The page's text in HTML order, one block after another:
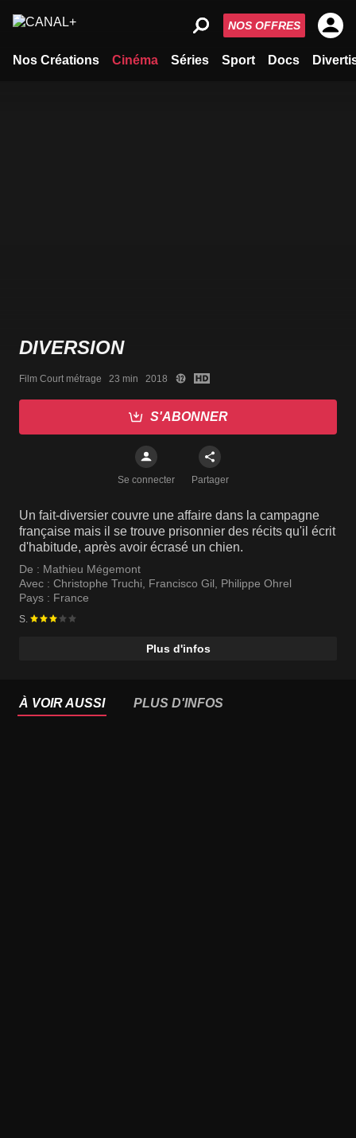
Nos Créations Cinéma Séries Sport Docs
NOS OFFRES
DIVERSION
Film Court métrage   23 min   2018
S'ABONNER
Se connecter Partager
Un fait-diversier couvre une affaire dans la campagne
française mais il se trouve prisonnier des récits qu'il écrit
d'habitude, après avoir écrasé un chien.
De : Mathieu Mégemont
Avec : Christophe Truchi Francisco Gil
Philippe Ohrel
Pays : France
S.
Plus d'infos
À VOIR AUSSI PLUS D'INFOS